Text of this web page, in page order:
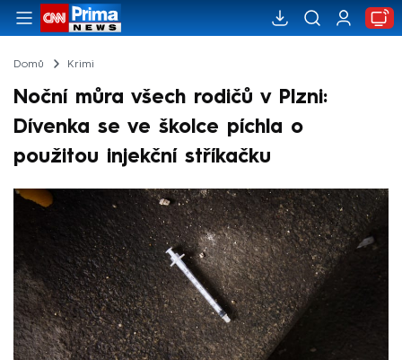
Domů Krimi
Noční můra všech rodičů v Plzni:
Dívenka se ve školce píchla o
použitou injekční stříkačku